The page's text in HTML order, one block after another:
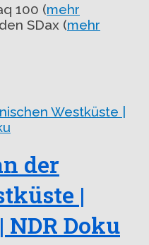
100 (mehr
SDax (mehr
der
|
Doku